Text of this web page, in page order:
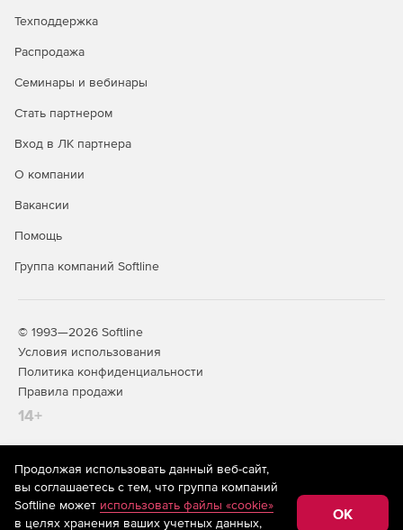
Техподдержка
Распродажа
Семинары и вебинары
Стать партнером
Вход в ЛК партнера
О компании
Вакансии
Помощь
Группа компаний Softline
© 1993—2026 Softline
Условия использования
Политика конфиденциальности
Правила продажи
14+
На информационном ресурсе store.softline.ru применяются
рекомендательные технологии(информационные технологии
предоставления информации на основе сбора,
систематизации и анализа сведений, относящихся к
Продолжая использовать данный веб-сайт,
вы соглашаетесь с тем, что группа компаний
Softline может использовать файлы «cookie»
в целях хранения ваших учетных данных,
OK